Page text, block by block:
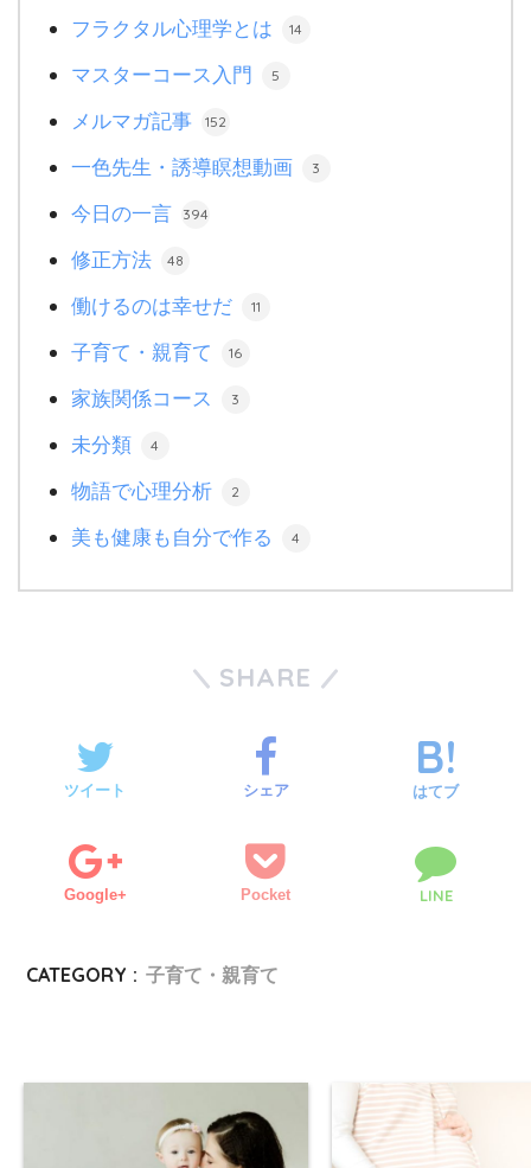
フラクタル心理学とは 14
マスターコース入門 5
メルマガ記事 152
一色先生・誘導瞑想動画 3
今日の一言 394
修正方法 48
働けるのは幸せだ 11
子育て・親育て 16
家族関係コース 3
未分類 4
物語で心理分析 2
美も健康も自分で作る 4
SHARE
ツイート シェア はてブ
Google+ Pocket LINE
CATEGORY : 子育て・親育て